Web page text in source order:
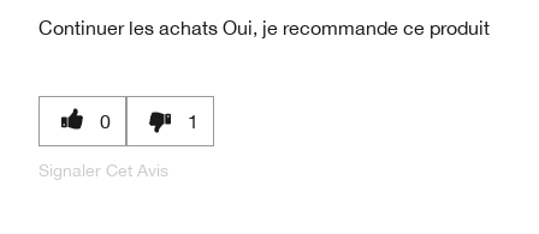
Continuer les achats Oui, je recommande ce produit
0 1
Signaler Cet Avis